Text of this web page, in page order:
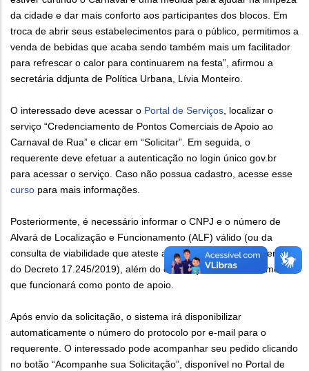
da cidade e dar mais conforto aos participantes dos blocos. Em
troca de abrir seus estabelecimentos para o público, permitimos a
venda de bebidas que acaba sendo também mais um facilitador
para refrescar o calor para continuarem na festa”, afirmou a
secretária ddjunta de Política Urbana, Lívia Monteiro.
O interessado deve acessar o Portal de Serviços, localizar o
serviço “Credenciamento de Pontos Comerciais de Apoio ao
Carnaval de Rua” e clicar em “Solicitar”. Em seguida, o
requerente deve efetuar a autenticação no login único gov.br
para acessar o serviço. Caso não possua cadastro, acesse esse
curso para mais informações.
Posteriormente, é necessário informar o CNPJ e o número de
Alvará de Localização e Funcionamento (ALF) válido (ou da
consulta de viabilidade que ateste a dispensa de ALF nos termos
do Decreto 17.245/2019), além do endereço do estabelecimento
que funcionará como ponto de apoio.
Após envio da solicitação, o sistema irá disponibilizar
automaticamente o número do protocolo por e-mail para o
requerente. O interessado pode acompanhar seu pedido clicando
no botão “Acompanhe sua Solicitação”, disponível no Portal de